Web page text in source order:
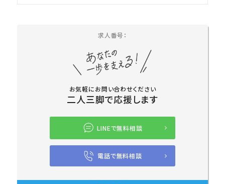
求人番号：
お気軽にお問い合わせください
二人三脚で応援します
LINEで無料相談
電話で無料相談